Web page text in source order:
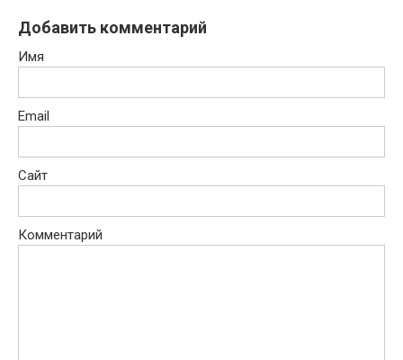
Добавить комментарий
Имя
Email
Сайт
Комментарий